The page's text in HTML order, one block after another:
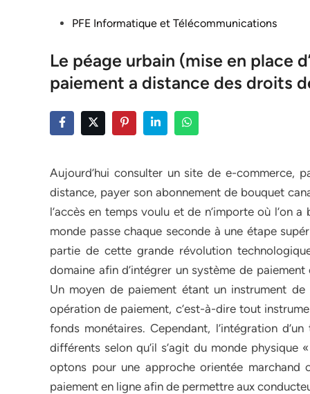
PostedPFE Informatique et Télécommunications
Le péage urbain (mise en place
paiement a distance des droits
Aujourd’hui consulter un site de e-commerce,
distance, payer son abonnement de bouquet
l’accès en temps voulu et de n’importe où l’on
monde passe chaque seconde à une étape
partie de cette grande révolution
domaine afin d’intégrer un système de
Un moyen de paiement étant un instrument
opération de paiement, c’est-à-dire tout
fonds monétaires. Cependant, l’intégration
différents selon qu’il s’agit du monde
optons pour une approche orientée marchand
paiement en ligne afin de permettre aux